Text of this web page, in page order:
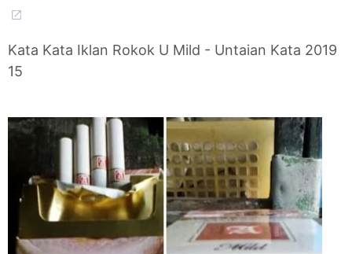
Kata Kata Iklan Rokok U Mild - Untaian Kata 2019
15